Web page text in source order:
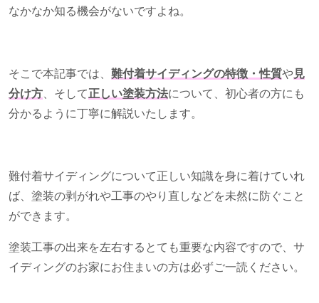
なかなか知る機会がないですよね。
そこで本記事では、 難付着サイディングの特徴・性質や見
分け方、そして正しい塗装方法について、初心者の方にも
分かるように丁寧に解説いたします。
難付着サイディングについて正しい知識を身に着けていれ
ば、塗装の剥がれや工事のやり直しなどを未然に防ぐこと
ができます。
塗装工事の出来を左右するとても重要な内容ですので、サ
イディングのお家にお住まいの方は必ずご一読ください。